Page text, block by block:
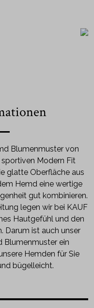
Blumenmuster von
Modern Fit
glatte Oberfläche aus
Hemd eine wertige
gut kombinieren.
legen wir bei KAUF
Hautgefühl und den
Darum ist auch unser
Blumenmuster ein
Hemden für Sie
bügelleicht.